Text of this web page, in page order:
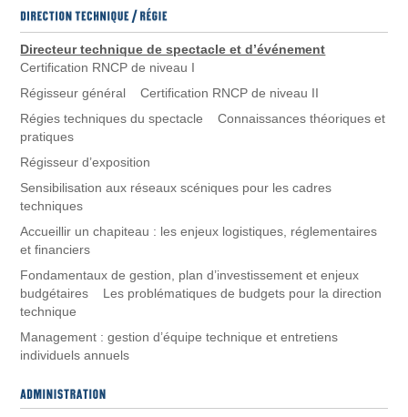
Directeur technique de spectacle et d’événement
Certification RNCP de niveau I
Régisseur général Certification RNCP de niveau II
Régies techniques du spectacle Connaissances théoriques et
pratiques
Régisseur d’exposition
Sensibilisation aux réseaux scéniques pour les cadres
techniques
Accueillir un chapiteau : les enjeux logistiques, réglementaires
et financiers
Fondamentaux de gestion, plan d’investissement et enjeux
budgétaires Les problématiques de budgets pour la direction
technique
Management : gestion d’équipe technique et entretiens
individuels annuels